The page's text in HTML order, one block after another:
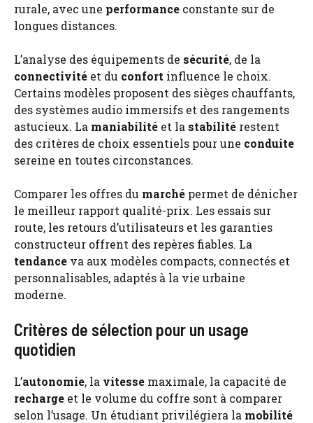
rurale, avec une performance constante sur de
longues distances.
L’analyse des équipements de sécurité, de la
connectivité et du confort influence le choix.
Certains modèles proposent des sièges chauffants,
des systèmes audio immersifs et des rangements
astucieux. La maniabilité et la stabilité restent
des critères de choix essentiels pour une conduite
sereine en toutes circonstances.
Comparer les offres du marché permet de dénicher
le meilleur rapport qualité-prix. Les essais sur
route, les retours d’utilisateurs et les garanties
constructeur offrent des repères fiables. La
tendance va aux modèles compacts, connectés et
personnalisables, adaptés à la vie urbaine
moderne.
Critères de sélection pour un usage
quotidien
L’autonomie, la vitesse maximale, la capacité de
recharge et le volume du coffre sont à comparer
selon l’usage. Un étudiant privilégiera la mobilité